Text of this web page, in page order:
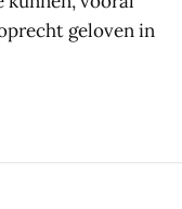
geloven in